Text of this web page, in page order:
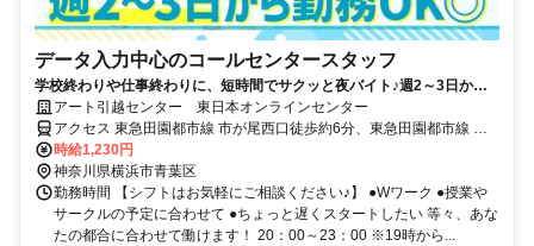
データ入力中心のコールセンタースタッフ
学校終わりや仕事終わりに、短時間でサクッと夜バイト♪週2～3日から
自分のペースで働けます★コミュ力身につく研修あり
アート引越センター 東日本オンラインセンター
アクセス 東急田園都市線 市が尾西口徒歩約6分、東急田園都市線 藤
が丘（神奈川県）正面口徒歩約18分 市が尾駅より徒歩6分
時給1,230円
神奈川県横浜市青葉区
勤務時間 【シフトはお気軽にご相談ください♪】 ●Wワーク ●授業や
サークルの予定に合わせて ●ちょっと遅くスタートしたい 等々、あな
たの都合に合わせて働けます！ 20：00～23：00 ※19時から...